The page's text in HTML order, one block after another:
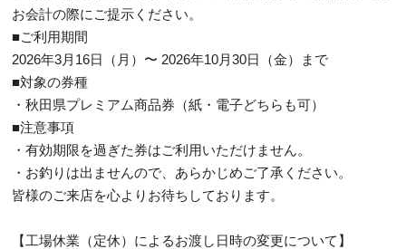
お会計の際にご提示ください。
■ご利用期間
2026年3月16日（月）〜 2026年10月30日（金）まで
■対象の券種
・秋田県プレミアム商品券（紙・電子どちらも可）
■注意事項
・有効期限を過ぎた券はご利用いただけません。
・お釣りは出ませんので、あらかじめご了承ください。
皆様のご来店を心よりお待ちしております。
【工場休業（定休）によるお渡し日時の変更について】